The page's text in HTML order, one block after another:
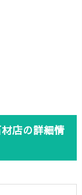
店の詳細情